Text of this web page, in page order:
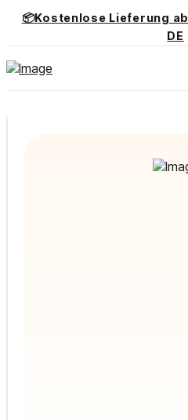
📦Kostenlose Lieferung ab
DE